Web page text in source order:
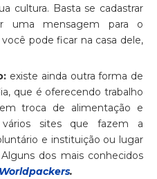
cultura. Basta se cadastrar
uma mensagem para o
pode ficar na casa dele,
existe ainda outra forma de
que é oferecendo trabalho
troca de alimentação e
vários sites que fazem a
e instituição ou lugar
dos mais conhecidos
Worldpackers.